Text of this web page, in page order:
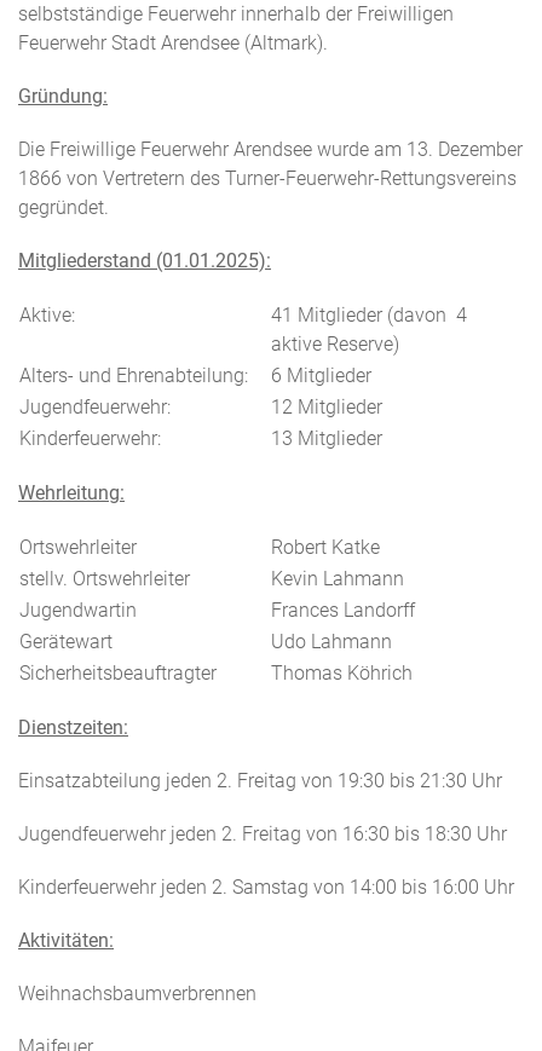
selbstständige Feuerwehr innerhalb der Freiwilligen
Feuerwehr Stadt Arendsee (Altmark).
Gründung:
Die Freiwillige Feuerwehr Arendsee wurde am 13. Dezember
1866 von Vertretern des Turner-Feuerwehr-Rettungsvereins
gegründet.
Mitgliederstand (01.01.2025):
Aktive:
41 Mitglieder (davon 4
aktive Reserve)
Alters- und Ehrenabteilung:
6 Mitglieder
Jugendfeuerwehr:
12 Mitglieder
Kinderfeuerwehr:
13 Mitglieder
Wehrleitung:
Ortswehrleiter
Robert Katke
stellv. Ortswehrleiter
Kevin Lahmann
Jugendwartin
Frances Landorff
Gerätewart
Udo Lahmann
Sicherheitsbeauftragter
Thomas Köhrich
Dienstzeiten:
Einsatzabteilung jeden 2. Freitag von 19:30 bis 21:30 Uhr
Jugendfeuerwehr jeden 2. Freitag von 16:30 bis 18:30 Uhr
Kinderfeuerwehr jeden 2. Samstag von 14:00 bis 16:00 Uhr
Aktivitäten:
Weihnachsbaumverbrennen
Maifeuer